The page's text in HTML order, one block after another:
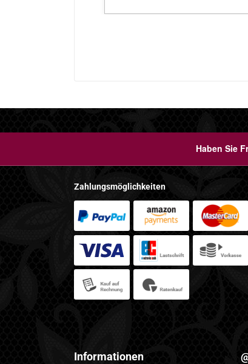
Haben Sie
Zahlungsmöglichkeiten
Informationen